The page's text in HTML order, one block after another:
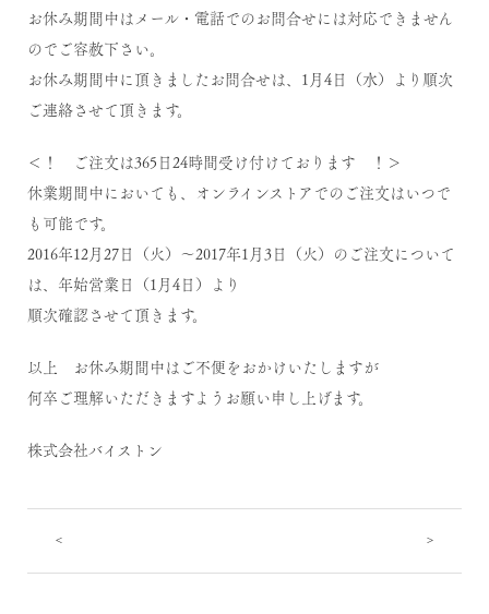
お休み期間中はメール・電話でのお問合せには対応できません
のでご容赦下さい。
お休み期間中に頂きましたお問合せは、1月4日（水）より順次
ご連絡させて頂きます。
＜！ ご注文は365日24時間受け付けております ！＞
休業期間中においても、オンラインストアでのご注文はいつで
も可能です。
2016年12月27日（火）～2017年1月3日（火）のご注文について
は、年始営業日（1月4日）より
順次確認させて頂きます。
以上 お休み期間中はご不便をおかけいたしますが
何卒ご理解いただきますようお願い申し上げます。
株式会社バイストン
< >